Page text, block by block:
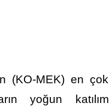
(KO-MEK) en
yoğun